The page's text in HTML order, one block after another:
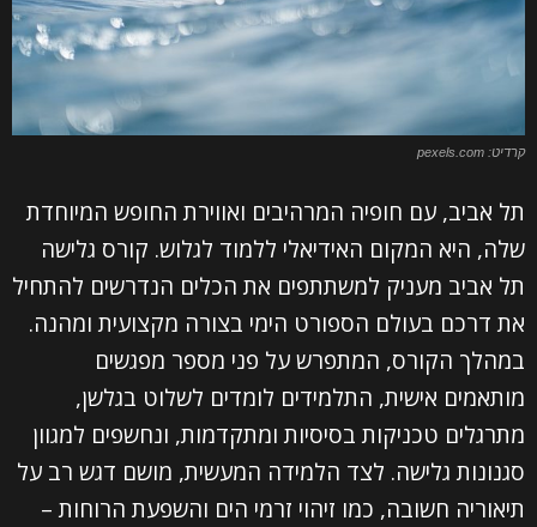
קרדיט: pexels.com
תל אביב, עם חופיה המרהיבים ואווירת החופש המיוחדת
שלה, היא המקום האידיאלי ללמוד לגלוש. קורס גלישה
תל אביב מעניק למשתתפים את הכלים הנדרשים להתחיל
את דרכם בעולם הספורט הימי בצורה מקצועית ומהנה.
במהלך הקורס, המתפרש על פני מספר מפגשים
מותאמים אישית, התלמידים לומדים לשלוט בגלשן,
מתרגלים טכניקות בסיסיות ומתקדמות, ונחשפים למגוון
סגנונות גלישה. לצד הלמידה המעשית, מושם דגש רב על
תיאוריה חשובה, כמו זיהוי זרמי הים והשפעת הרוחות –